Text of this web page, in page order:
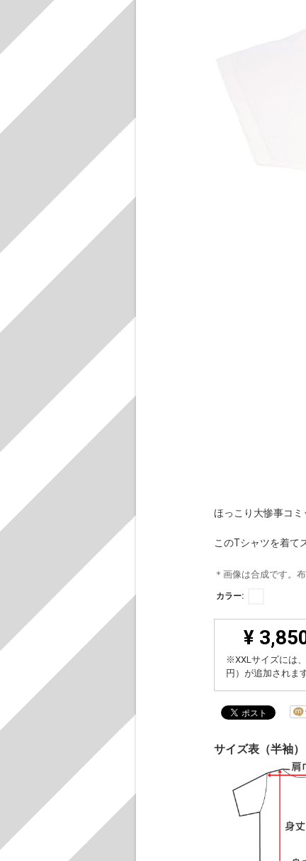
ほっこり大惨事コミ
このTシャツを着て
＊画像は合成です。
カラー:
¥
※XXLサイズには
円）が追加されます
サイズ表（半袖）